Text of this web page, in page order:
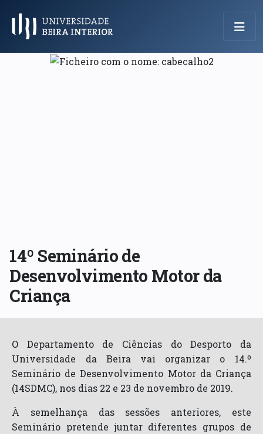
Menu Principal
14º Seminário de
Desenvolvimento Motor da
Criança
O Departamento de Ciências do Desporto da
Universidade da Beira vai organizar o 14.º
Seminário de Desenvolvimento Motor da Criança
(14SDMC), nos dias 22 e 23 de novembro de 2019.
À semelhança das sessões anteriores, este
Seminário pretende juntar diferentes grupos de